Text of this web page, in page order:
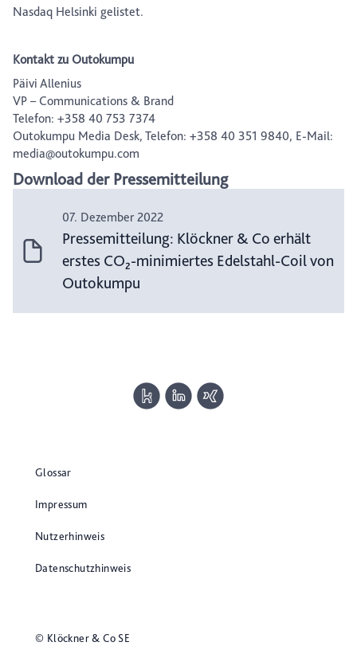
Nasdaq Helsinki gelistet.
Kontakt zu Outokumpu
Päivi Allenius
VP – Communications & Brand
Telefon: +358 40 753 7374
Outokumpu Media Desk, Telefon: +358 40 351 9840, E-Mail:
media@outokumpu.com
Download der Pressemitteilung
07. Dezember 2022
Pressemitteilung: Klöckner & Co erhält
erstes CO₂-minimiertes Edelstahl-Coil von
Outokumpu
© Klöckner & Co SE
Glossar
Impressum
Nutzerhinweis
Datenschutzhinweis